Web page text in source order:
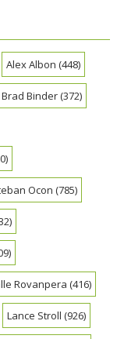
Alex Albon (448)
Brad Binder(372)
Ocon (785)
Rovanpera (416)
Lance Stroll (926)